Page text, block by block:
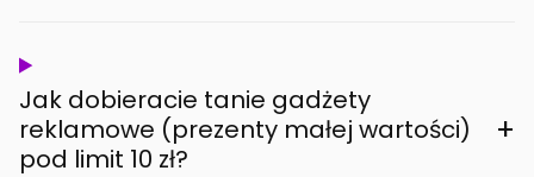
Jak dobieracie tanie gadżety
reklamowe (prezenty małej wartości)
pod limit 10 zł?
+